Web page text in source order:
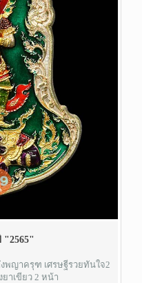
พญาครุฑ เศรษฐีรวยทันใจ2
ยาเขียว 2 หน้า